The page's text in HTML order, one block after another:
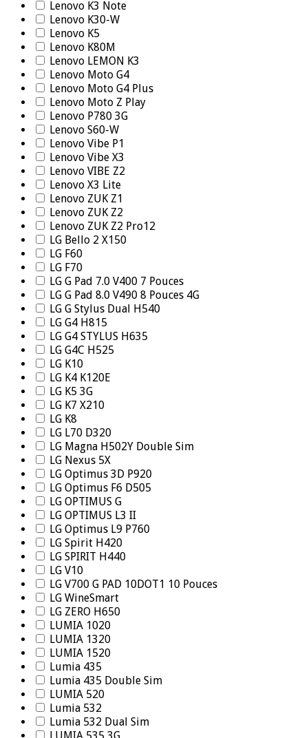
Lenovo K3 Note
Lenovo K30-W
Lenovo K5
Lenovo K80M
Lenovo LEMON K3
Lenovo Moto G4
Lenovo Moto G4 Plus
Lenovo Moto Z Play
Lenovo P780 3G
Lenovo S60-W
Lenovo Vibe P1
Lenovo Vibe X3
Lenovo VIBE Z2
Lenovo X3 Lite
Lenovo ZUK Z1
Lenovo ZUK Z2
Lenovo ZUK Z2 Pro12
LG Bello 2 X150
LG F60
LG F70
LG G Pad 7.0 V400 7 Pouces
LG G Pad 8.0 V490 8 Pouces 4G
LG G Stylus Dual H540
LG G4 H815
LG G4 STYLUS H635
LG G4C H525
LG K10
LG K4 K120E
LG K5 3G
LG K7 X210
LG K8
LG L70 D320
LG Magna H502Y Double Sim
LG Nexus 5X
LG Optimus 3D P920
LG Optimus F6 D505
LG OPTIMUS G
LG OPTIMUS L3 II
LG Optimus L9 P760
LG Spirit H420
LG SPIRIT H440
LG V10
LG V700 G PAD 10DOT1 10 Pouces
LG WineSmart
LG ZERO H650
LUMIA 1020
LUMIA 1320
LUMIA 1520
Lumia 435
Lumia 435 Double Sim
LUMIA 520
Lumia 532
Lumia 532 Dual Sim
LUMIA 535 3G